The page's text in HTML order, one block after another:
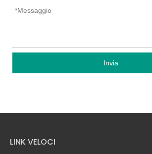
Invia
LINK VELOCI